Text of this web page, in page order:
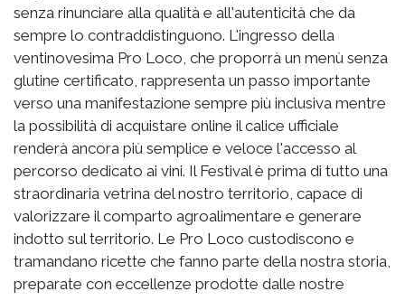
senza rinunciare alla qualità e all'autenticità che da
sempre lo contraddistinguono. L'ingresso della
ventinovesima Pro Loco, che proporrà un menù senza
glutine certificato, rappresenta un passo importante
verso una manifestazione sempre più inclusiva mentre
la possibilità di acquistare online il calice ufficiale
renderà ancora più semplice e veloce l'accesso al
percorso dedicato ai vini. Il Festival è prima di tutto una
straordinaria vetrina del nostro territorio, capace di
valorizzare il comparto agroalimentare e generare
indotto sul territorio. Le Pro Loco custodiscono e
tramandano ricette che fanno parte della nostra storia,
preparate con eccellenze prodotte dalle nostre